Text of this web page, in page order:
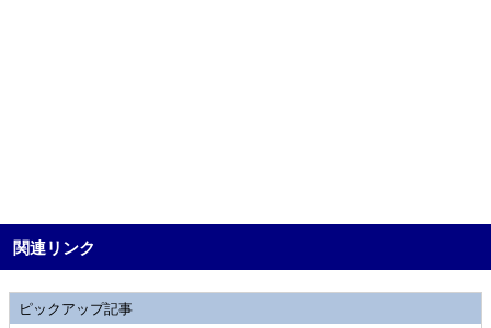
関連リンク
ピックアップ記事